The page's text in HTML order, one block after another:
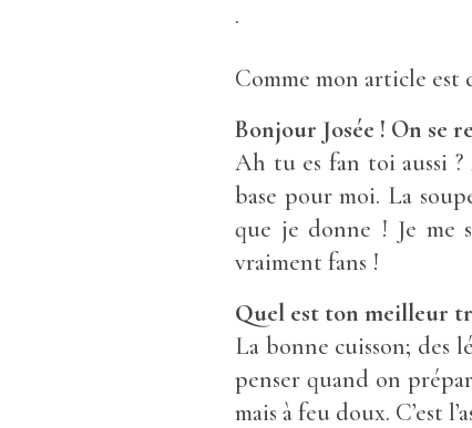
.
Comme mon article est
Bonjour Josée ! On se
Ah tu es fan toi aussi
base pour moi. La
que je donne ! Je me
vraiment fans !
Quel est ton meilleur
La bonne cuisson; des
penser quand on
mais à feu doux. C’est